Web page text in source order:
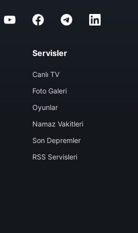
Servisler
Canlı TV
Foto Galeri
Oyunlar
Namaz Vakitleri
Son Depremler
RSS Servisleri